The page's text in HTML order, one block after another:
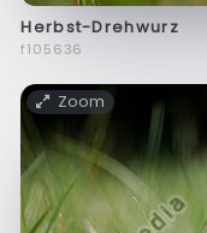
Herbst-Drehwurz
f105636
Zoom